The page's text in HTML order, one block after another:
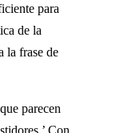
para
de la
la frase de
parecen
Con